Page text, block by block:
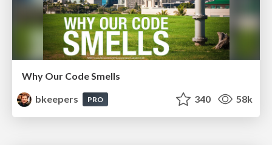
Why Our Code Smells
bkeepers
PRO 340 58k